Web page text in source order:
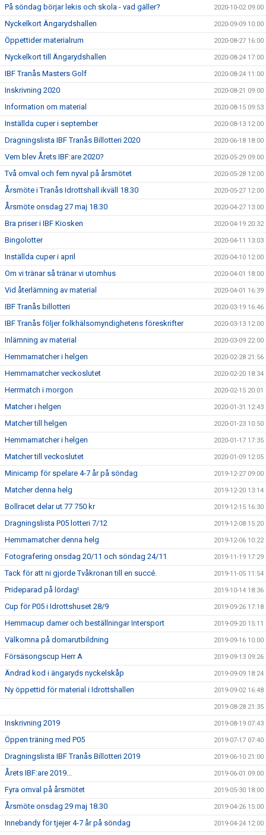
På söndag börjar lekis och skola - vad gäller? 2020-10-02 09:00
Nyckelkort Ängarydshallen 2020-09-09 10:00
Öppettider materialrum 2020-08-27 16:00
Nyckelkort till Ängarydshallen 2020-08-24 17:00
IBF Tranås Masters Golf 2020-08-24 11:00
Inskrivning 2020 2020-08-21 09:00
Information om material 2020-08-15 09:53
Inställda cuper i september 2020-08-13 12:00
Dragningslista IBF Tranås Billotteri 2020 2020-06-18 18:00
Vem blev Årets IBF:are 2020? 2020-05-29 09:00
Två omval och fem nyval på årsmötet 2020-05-28 12:00
Årsmöte i Tranås Idrottshall ikväll 18.30 2020-05-27 12:00
Årsmöte onsdag 27 maj 18.30 2020-04-27 13:00
Bra priser i IBF Kiosken 2020-04-19 20:32
Bingolotter 2020-04-11 13:03
Inställda cuper i april 2020-04-10 12:00
Om vi tränar så tränar vi utomhus 2020-04-01 18:00
Vid återlämning av material 2020-04-01 16:39
IBF Tranås billotteri 2020-03-19 16:46
IBF Tranås följer folkhälsomyndighetens föreskrifter 2020-03-13 12:00
Inlämning av material 2020-03-09 22:00
Hemmamatcher i helgen 2020-02-28 21:56
Hemmamatcher veckoslutet 2020-02-20 18:34
Herrmatch i morgon 2020-02-15 20:01
Matcher i helgen 2020-01-31 12:43
Matcher till helgen 2020-01-23 10:50
Hemmamatcher i helgen 2020-01-17 17:35
Matcher till veckoslutet 2020-01-09 12:05
Minicamp för spelare 4-7 år på söndag 2019-12-27 09:00
Matcher denna helg 2019-12-20 13:14
Bollracet delar ut 77 750 kr 2019-12-15 16:30
Dragningslista P05 lotteri 7/12 2019-12-08 15:20
Hemmamatcher denna helg 2019-12-06 10:22
Fotografering onsdag 20/11 och söndag 24/11 2019-11-19 17:29
Tack för att ni gjorde Tvåkronan till en succé. 2019-11-05 11:54
Prideparad på lördag! 2019-10-14 18:36
Cup för P05 i Idrottshuset 28/9 2019-09-26 17:18
Hemmacup damer och beställningar Intersport 2019-09-20 15:11
Välkomna på domarutbildning 2019-09-16 10:00
Försäsongscup Herr A 2019-09-13 09:26
Ändrad kod i ängaryds nyckelskåp 2019-09-09 18:24
Ny öppettid för material i Idrottshallen 2019-09-02 16:48
2019-08-28 21:35
Inskrivning 2019 2019-08-19 07:43
Öppen träning med P05 2019-07-17 07:40
Dragningslista IBF Tranås Billotteri 2019 2019-06-10 21:00
Årets IBF:are 2019... 2019-06-01 09:00
Fyra omval på årsmötet 2019-05-30 18:00
Årsmöte onsdag 29 maj 18.30 2019-04-26 15:00
Innebandy för tjejer 4-7 år på söndag 2019-04-24 12:00